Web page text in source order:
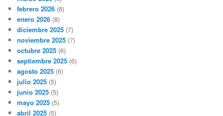
febrero 2026 (8)
enero 2026 (8)
diciembre 2025 (7)
noviembre 2025 (7)
octubre 2025 (6)
septiembre 2025 (6)
agosto 2025 (6)
julio 2025 (5)
junio 2025 (5)
mayo 2025 (5)
abril 2025 (5)